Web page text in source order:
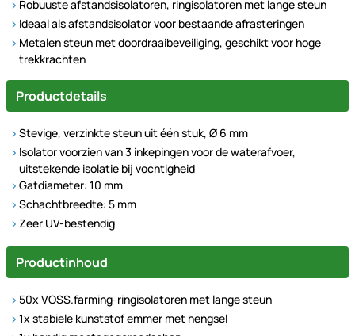
Robuuste afstandsisolatoren, ringisolatoren met lange steun
Ideaal als afstandsisolator voor bestaande afrasteringen
Metalen steun met doordraaibeveiliging, geschikt voor hoge
trekkrachten
Productdetails
Stevige, verzinkte steun uit één stuk, Ø 6 mm
Isolator voorzien van 3 inkepingen voor de waterafvoer,
uitstekende isolatie bij vochtigheid
Gatdiameter: 10 mm
Schachtbreedte: 5 mm
Zeer UV-bestendig
Productinhoud
50x VOSS.farming-ringisolatoren met lange steun
1x stabiele kunststof emmer met hengsel